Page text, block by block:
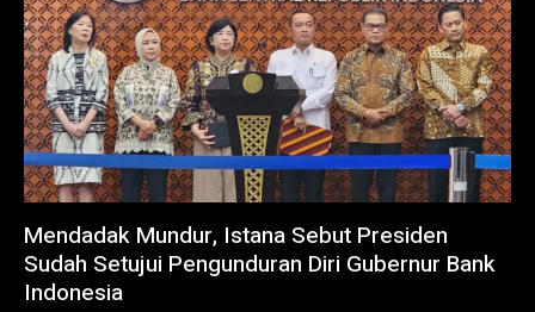
Mendadak Mundur, Istana Sebut Presiden
Sudah Setujui Pengunduran Diri Gubernur Bank
Indonesia